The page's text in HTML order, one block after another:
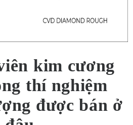
kim cương
thí nghiệm
được bán ở